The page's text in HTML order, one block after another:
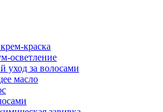
краска
осветление
уход за волосами
масло